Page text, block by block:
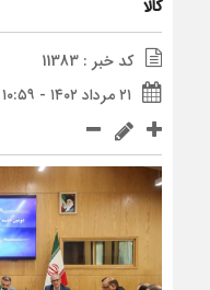
کالا
کد خبر : 11383
۲۱ مرداد ۱۴۰۲ - ۱۰:۵۹